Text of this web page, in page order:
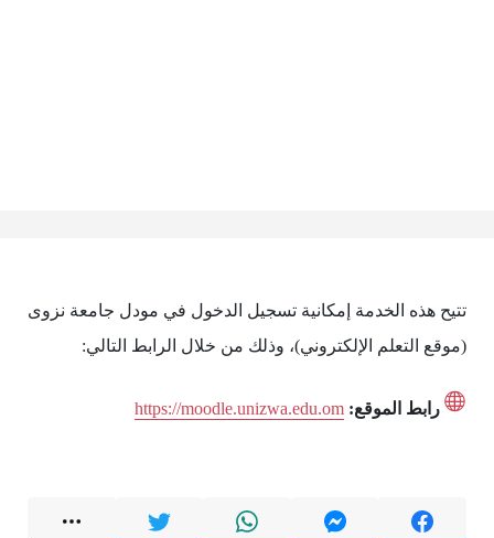
تتيح هذه الخدمة إمكانية تسجيل الدخول في مودل جامعة نزوى
(موقع التعلم الإلكتروني)، وذلك من خلال الرابط التالي:
رابط الموقع: https://moodle.unizwa.edu.om